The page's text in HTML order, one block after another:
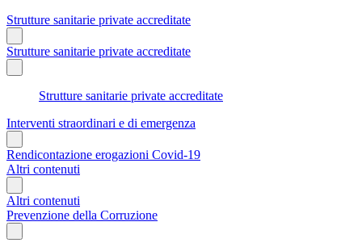
Strutture sanitarie private accreditate
Strutture sanitarie private accreditate
Strutture sanitarie private accreditate
Interventi straordinari e di emergenza
Rendicontazione erogazioni Covid-19
Altri contenuti
Altri contenuti
Prevenzione della Corruzione